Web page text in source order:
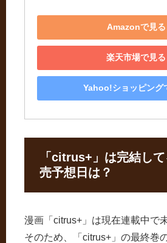
Amazonで見る
楽天市場で見る
Yahoo!ショッピング
「citrus+」は完結し
売予想日は？
漫画「citrus+」は現在連載中で
そのため、「citrus+」の最終巻